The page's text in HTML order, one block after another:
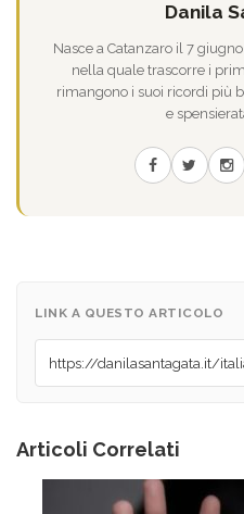
Danila
Nasce a Catanzaro il 7
nella quale trascorre i
rimangono i suoi ricordi più
e
LINK A QUESTO ARTICOLO
Articoli Correlati